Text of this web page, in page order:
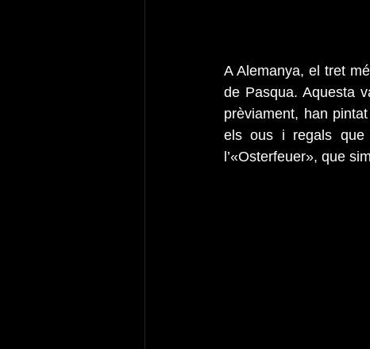
A Alemanya, el tret
de Pasqua. Aquesta
prèviament, han
els ous i regals que
l’«Osterfeuer», que